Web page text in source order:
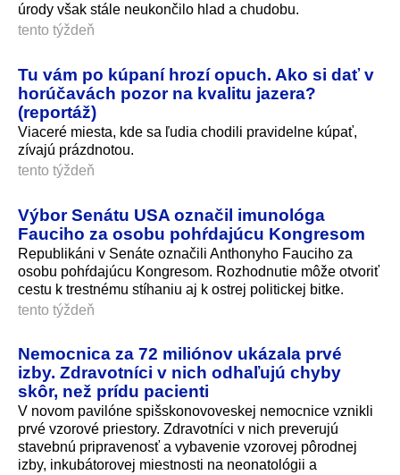
úrody však stále neukončilo hlad a chudobu.
tento týždeň
Tu vám po kúpaní hrozí opuch. Ako si dať v
horúčavách pozor na kvalitu jazera?
(reportáž)
Viaceré miesta, kde sa ľudia chodili pravidelne kúpať,
zívajú prázdnotou.
tento týždeň
Výbor Senátu USA označil imunológa
Fauciho za osobu pohŕdajúcu Kongresom
Republikáni v Senáte označili Anthonyho Fauciho za
osobu pohŕdajúcu Kongresom. Rozhodnutie môže otvoriť
cestu k trestnému stíhaniu aj k ostrej politickej bitke.
tento týždeň
Nemocnica za 72 miliónov ukázala prvé
izby. Zdravotníci v nich odhaľujú chyby
skôr, než prídu pacienti
​V novom pavilóne spišskonovoveskej nemocnice vznikli
prvé vzorové priestory. Zdravotníci v nich preverujú
stavebnú pripravenosť a vybavenie vzorovej pôrodnej
izby, inkubátorovej miestnosti na neonatológii a